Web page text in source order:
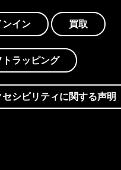
ンイン 買取
トラッピング
セシビリティに関する声明